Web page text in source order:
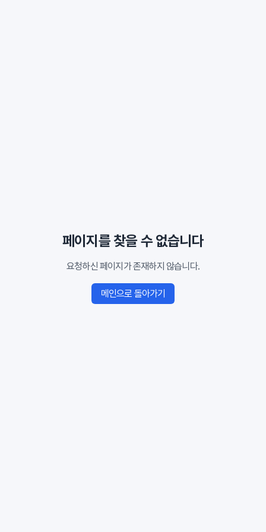
페이지를 찾을 수 없습니다
요청하신 페이지가 존재하지 않습니다.
메인으로 돌아가기